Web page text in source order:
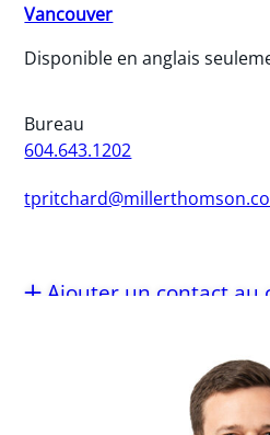
Vancouver
Disponible en anglais
Bureau
604.643.1202
Ajouter un contact au